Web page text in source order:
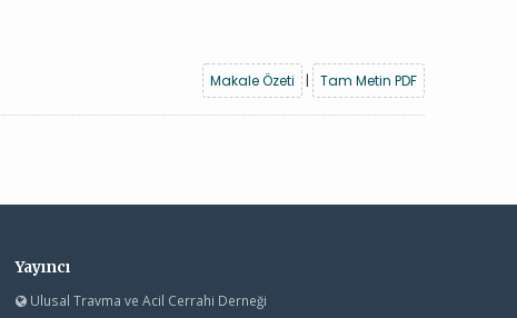
Makale Özeti
| Tam Metin PDF
Yayıncı
Ulusal Travma ve Acil Cerrahi Derneği